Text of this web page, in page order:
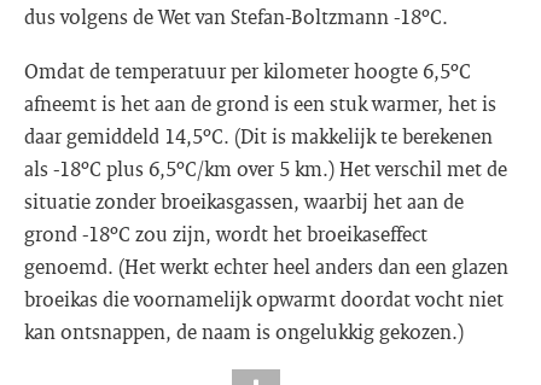
dus volgens de Wet van Stefan-Boltzmann -18ºC.
Omdat de temperatuur per kilometer hoogte 6,5ºC
afneemt is het aan de grond is een stuk warmer, het is
daar gemiddeld 14,5ºC. (Dit is makkelijk te berekenen
als -18ºC plus 6,5ºC/km over 5 km.) Het verschil met de
situatie zonder broeikasgassen, waarbij het aan de
grond -18ºC zou zijn, wordt het broeikaseffect
genoemd. (Het werkt echter heel anders dan een glazen
broeikas die voornamelijk opwarmt doordat vocht niet
kan ontsnappen, de naam is ongelukkig gekozen.)